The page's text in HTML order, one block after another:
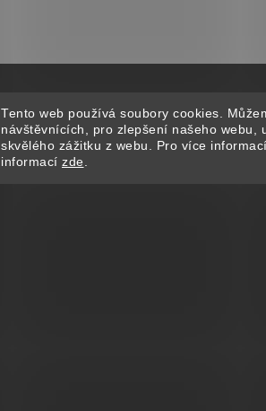
Tento web používá soubory cookies.
návštěvnících, pro zlepšení našeho webu,
skvělého zážitku z webu. Pro více
informací zde .